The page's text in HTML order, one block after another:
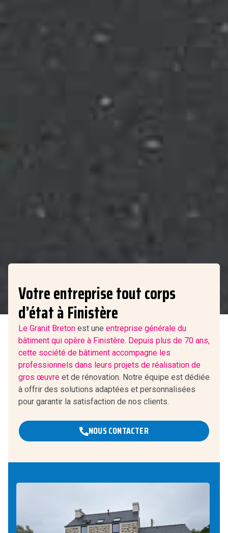
Votre entreprise tout corps
d’état à Finistère
Le Granit Breton est une entreprise générale du
bâtiment qui opère à Finistère. Depuis plus de 70 ans,
cette société de bâtiment accompagne les
professionnels dans leurs projets de réalisation de
gros œuvre et de rénovation. Notre équipe est dédiée
à offrir des solutions adaptées et personnalisées
pour garantir la satisfaction de nos clients.
NOUS CONTACTER